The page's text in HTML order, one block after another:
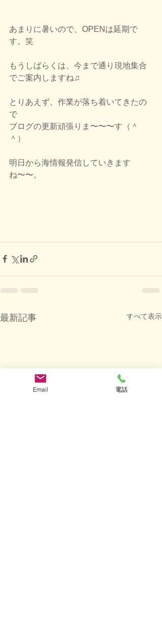
あまりに暑いので、OPENは延期で
す。笑
もうしばらくは、今まで通り現地集合
でご案内しますね♫
とりあえず、作業が落ち着いてきたの
で
ブログの更新頑張りま〜〜〜す（＾
＾）
明日から海情報発信していきます
ね〜〜。
最新記事 すべて表示
Email 電話